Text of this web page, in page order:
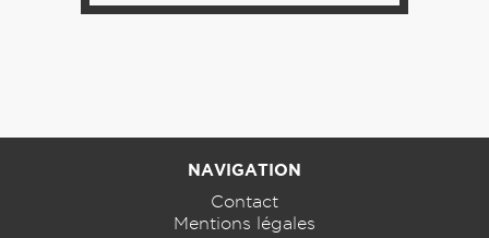
NAVIGATION
Contact
Mentions légales